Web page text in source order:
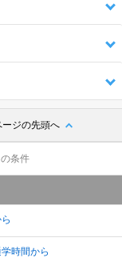
ージの先頭へ
条件
時間から